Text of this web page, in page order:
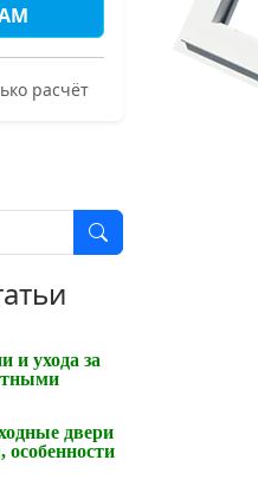
расчёт
и ухода за
двери